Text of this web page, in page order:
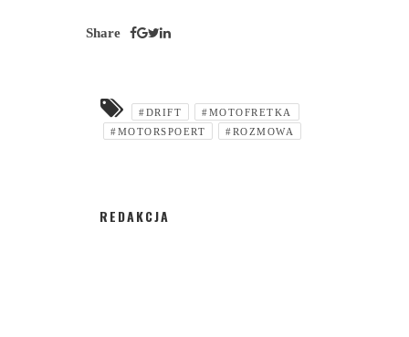
Share
#DRIFT
#MOTOFRETKA
#MOTORSPOERT
#ROZMOWA
REDAKCJA